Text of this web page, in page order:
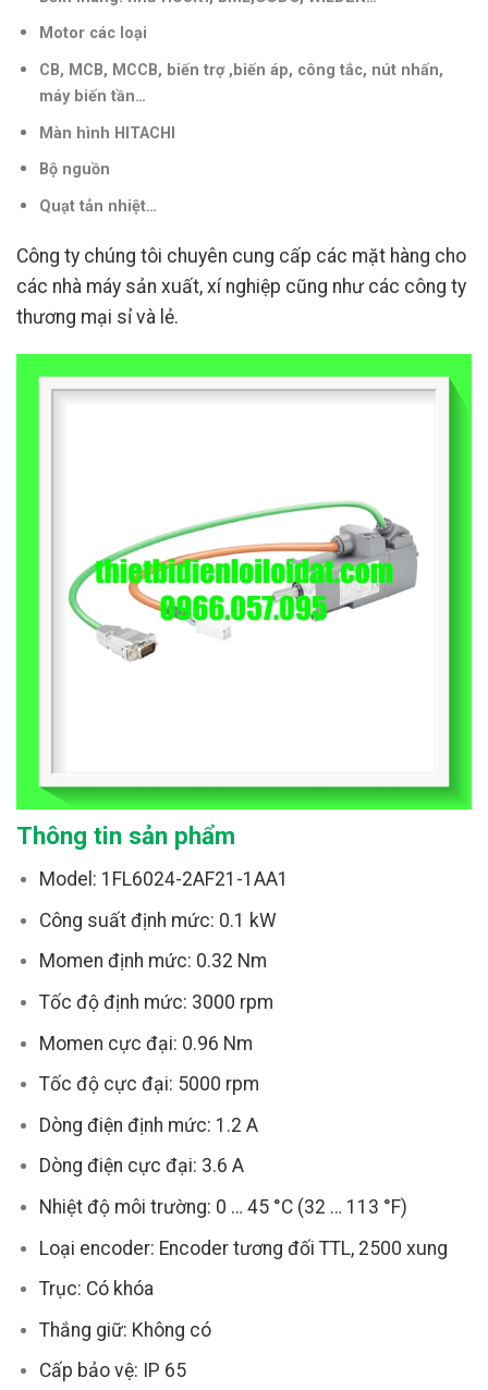
Motor các loại
CB, MCB, MCCB, biến trợ ,biến áp, công tắc, nút nhấn,
máy biến tần…
Màn hình HITACHI
Bộ nguồn
Quạt tản nhiệt…
Công ty chúng tôi chuyên cung cấp các mặt hàng cho
các nhà máy sản xuất, xí nghiệp cũng như các công ty
thương mại sỉ và lẻ.
Thông tin sản phẩm
Model: 1FL6024-2AF21-1AA1
Công suất định mức: 0.1 kW
Momen định mức: 0.32 Nm
Tốc độ định mức: 3000 rpm
Momen cực đại: 0.96 Nm
Tốc độ cực đại: 5000 rpm
Dòng điện định mức: 1.2 A
Dòng điện cực đại: 3.6 A
Nhiệt độ môi trường: 0 … 45 °C (32 … 113 °F)
Loại encoder: Encoder tương đối TTL, 2500 xung
Trục: Có khóa
Thắng giữ: Không có
Cấp bảo vệ: IP 65